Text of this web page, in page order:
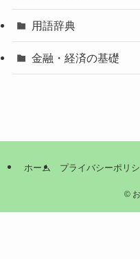
用語辞典
金融・経済の基礎
ホーム プライバシーポリ
©